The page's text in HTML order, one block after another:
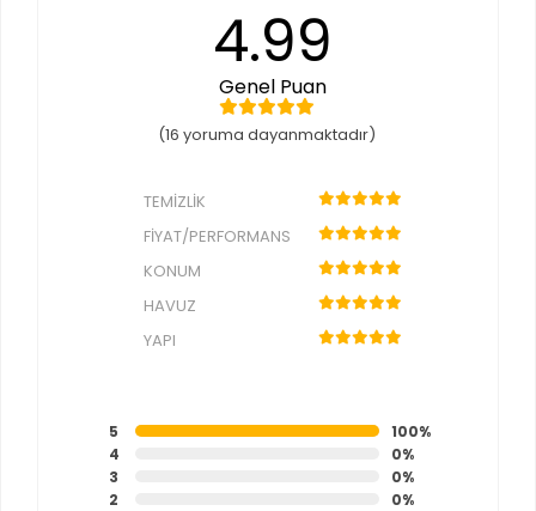
4.99
Genel Puan
(16 yoruma dayanmaktadır)
TEMIZLIK
FIYAT/PERFORMANS
KONUM
HAVUZ
YAPI
5
100%
4
0%
3
0%
2
0%